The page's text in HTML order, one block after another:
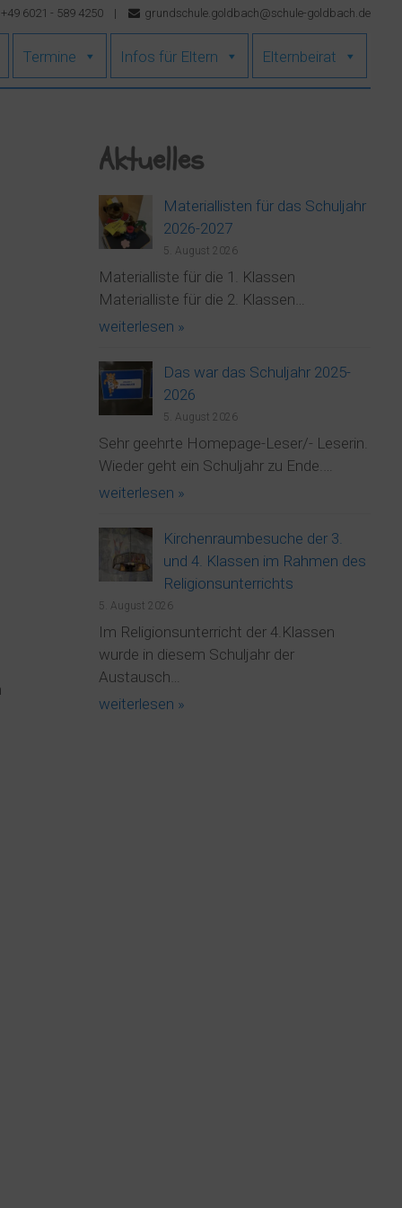
+49 6021 - 589 4250| grundschule.goldbach@schule-goldbach.de
Termine Infos für Eltern Elternbeirat
Aktuelles
Materiallisten für das Schuljahr
2026-2027
5. August 2026
Materialliste für die 1. Klassen
Materialliste für die 2. Klassen…
weiterlesen »
Das war das Schuljahr 2025-
2026
5. August 2026
Sehr geehrte Homepage-Leser/- Leserin.
Wieder geht ein Schuljahr zu Ende.…
weiterlesen »
Kirchenraumbesuche der 3.
und 4. Klassen im Rahmen des
Religionsunterrichts
5. August 2026
Im Religionsunterricht der 4.Klassen
wurde in diesem Schuljahr der
Austausch…
weiterlesen »